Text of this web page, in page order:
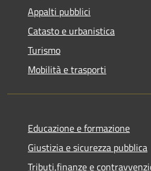
Appalti pubblici
Catasto e urbanistica
Turismo
Mobilità e trasporti
Educazione e formazione
Giustizia e sicurezza pubblica
Tributi,finanze e